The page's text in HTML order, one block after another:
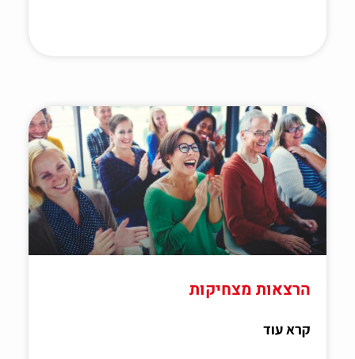
הרצאות מצחיקות
קרא עוד